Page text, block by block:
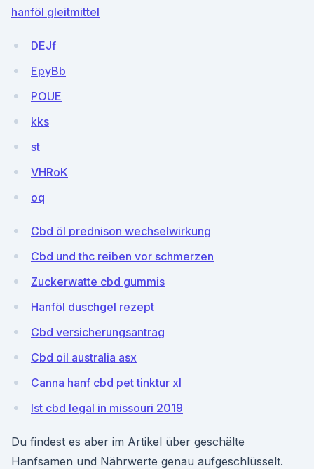
hanföl gleitmittel
DEJf
EpyBb
POUE
kks
st
VHRoK
oq
Cbd öl prednison wechselwirkung
Cbd und thc reiben vor schmerzen
Zuckerwatte cbd gummis
Hanföl duschgel rezept
Cbd versicherungsantrag
Cbd oil australia asx
Canna hanf cbd pet tinktur xl
Ist cbd legal in missouri 2019
Du findest es aber im Artikel über geschälte
Hanfsamen und Nährwerte genau aufgeschlüsselt.